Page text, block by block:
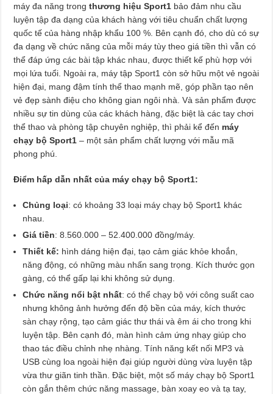
máy đa năng trongthương hiệu Sport1 bảo đảm nhu cầu
luyện tập đa dạng của khách hàng với tiêu chuẩn chất lượng
quốc tế của hàng nhập khẩu 100 %. Bên cạnh đó, cho dù có sự
đa dạng về chức năng của mỗi máy tùy theo giá tiền thì vẫn có
thể đáp ứng các bài tập khác nhau, được thiết kế phù hợp với
mọi lứa tuổi. Ngoài ra, máy tập Sport1 còn sở hữu một vẻ ngoài
hiện đại, mang đậm tính thể thao mạnh mẽ, góp phần tạo nên
vẻ đẹp sành điệu cho không gian ngôi nhà. Và sản phẩm được
nhiều sự tin dùng của các khách hàng, đặc biệt là các tay chơi
thể thao và phòng tập chuyên nghiệp, thì phải kể đến máy
chạy bộ Sport1 – một sản phẩm chất lượng với mẫu mã
phong phú.
Điểm hấp dẫn nhất của máy chạy bộ Sport1:
Chủng loại: có khoảng 33 loại máy chạy bộ Sport1 khác
nhau.
Giá tiền: 8.560.000 – 52.400.000 đồng/máy.
Thiết kế: hình dáng hiện đại, tạo cảm giác khỏe khoắn,
năng động, có những màu nhấn sang trọng. Kích thước gọn
gàng, có thể gấp lại khi không sử dụng.
Chức năng nổi bật nhất: có thể chạy bộ với công suất cao
nhưng không ảnh hưởng đến độ bền của máy, kích thước
sàn chạy rộng, tạo cảm giác thư thái và êm ái cho trong khi
luyện tập. Bên cạnh đó, màn hình cảm ứng nhạy giúp cho
thao tác điều chỉnh nhẹ nhàng. Tính năng kết nối MP3 và
USB cùng loa ngoài hiện đại giúp người dùng vừa luyện tập
vừa thư giãn tinh thần. Đặc biệt, một số máy chạy bộ Sport1
còn gắn thêm chức năng massage, bàn xoay eo và tạ tay,